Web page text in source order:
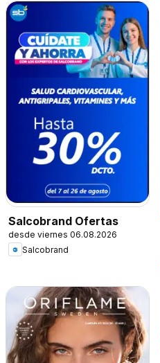
Salcobrand Ofertas
desde viernes 06.08.2026
Salcobrand